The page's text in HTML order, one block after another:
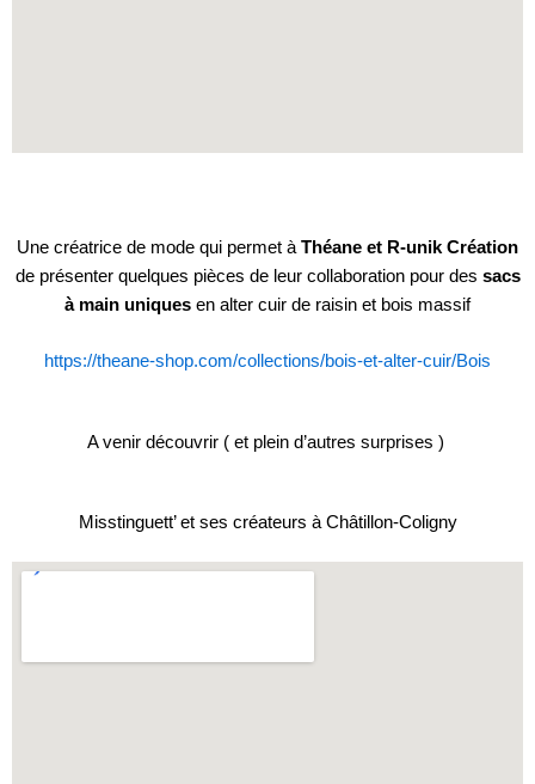
Une créatrice de mode qui permet à Théane et R-unik Création
de présenter quelques pièces de leur collaboration pour des sacs
à main uniques en alter cuir de raisin et bois massif
https://theane-shop.com/collections/bois-et-alter-cuir/Bois
A venir découvrir ( et plein d’autres surprises )
Misstinguett’ et ses créateurs à Châtillon-Coligny